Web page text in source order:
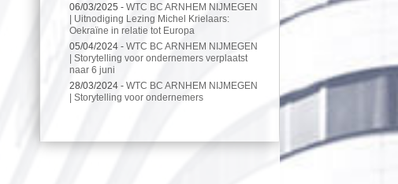
06/03/2025 - WTC BC ARNHEM NIJMEGEN
| Uitnodiging Lezing Michel Krielaars:
Oekraïne in relatie tot Europa
05/04/2024 - WTC BC ARNHEM NIJMEGEN
| Storytelling voor ondernemers verplaatst
naar 6 juni
28/03/2024 - WTC BC ARNHEM NIJMEGEN
| Storytelling voor ondernemers